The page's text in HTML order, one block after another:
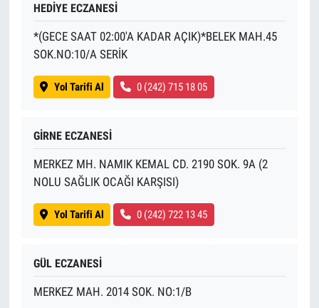
HEDİYE ECZANESİ
*(GECE SAAT 02:00'A KADAR AÇIK)*BELEK MAH.45
SOK.NO:10/A SERİK
Yol Tarifi Al 0 (242) 715 18 05
GİRNE ECZANESİ
MERKEZ MH. NAMIK KEMAL CD. 2190 SOK. 9A (2
NOLU SAĞLIK OCAĞI KARŞISI)
Yol Tarifi Al 0 (242) 722 13 45
GÜL ECZANESİ
MERKEZ MAH. 2014 SOK. NO:1/B